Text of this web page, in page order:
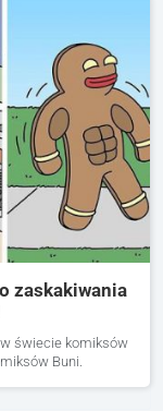
zaskakiwania
w świecie komiksów
Buni.